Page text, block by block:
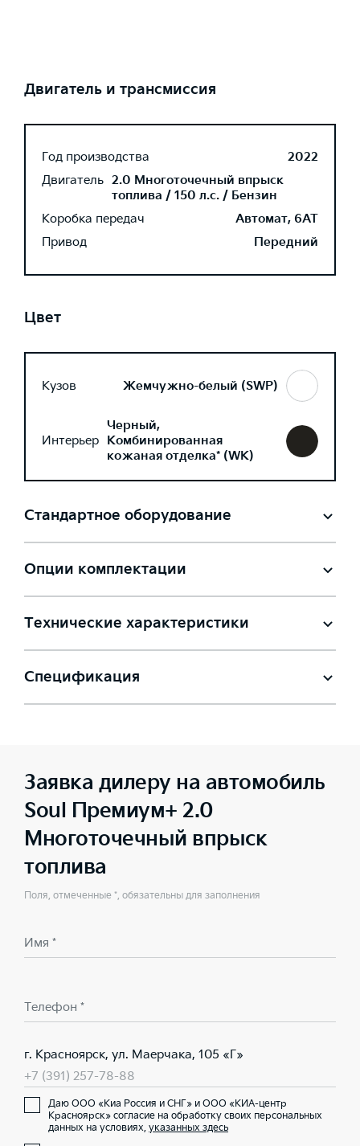
Двигатель и трансмиссия
Год производства
2022
Двигатель 2.0 Многоточечный впрыск
топлива / 150 л.с. / Бензин
Коробка передач
Автомат, 6AT
Привод
Передний
Цвет
Кузов Жемчужно-белый (SWP)
Интерьер
Черный,
Комбинированная
кожаная отделка* (WK)
Стандартное оборудование
Опции комплектации
Технические характеристики
Спецификация
Заявка дилеру на автомобиль
Soul Премиум+ 2.0
Многоточечный впрыск
топлива
Поля, отмеченные *, обязательны для заполнения
Имя *
Телефон *
г. Красноярск, ул. Маерчака, 105 «Г»
+7 (391) 257-78-88
Даю ООО «Киа Россия и СНГ» и ООО «КИА-центр
Красноярск» согласие на обработку своих персональных
данных на условиях, указанных здесь